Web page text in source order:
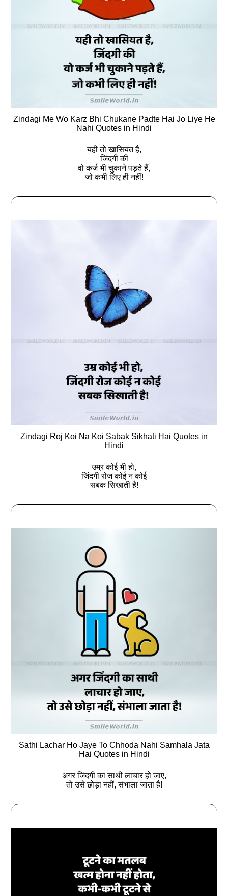
Zindagi Me Wo Karz Bhi Chukane Padte Hai Jo Liye He
Nahi Quotes in Hindi
यही तो खासियत है,
जिंदगी की
वो कर्ज भी चुकाने पड़ते हैं,
जो कभी लिए ही नहीं!
Zindagi Roj Koi Na Koi Sabak Sikhati Hai Quotes in
Hindi
उम्र कोई भी हो,
जिंदगी रोज कोई न कोई
सबक सिखाती है!
Sathi Lachar Ho Jaye To Chhoda Nahi Samhala Jata
Hai Quotes in Hindi
अगर जिंदगी का साथी लाचार हो जाए,
तो उसे छोड़ा नहीं, संभाला जाता है!